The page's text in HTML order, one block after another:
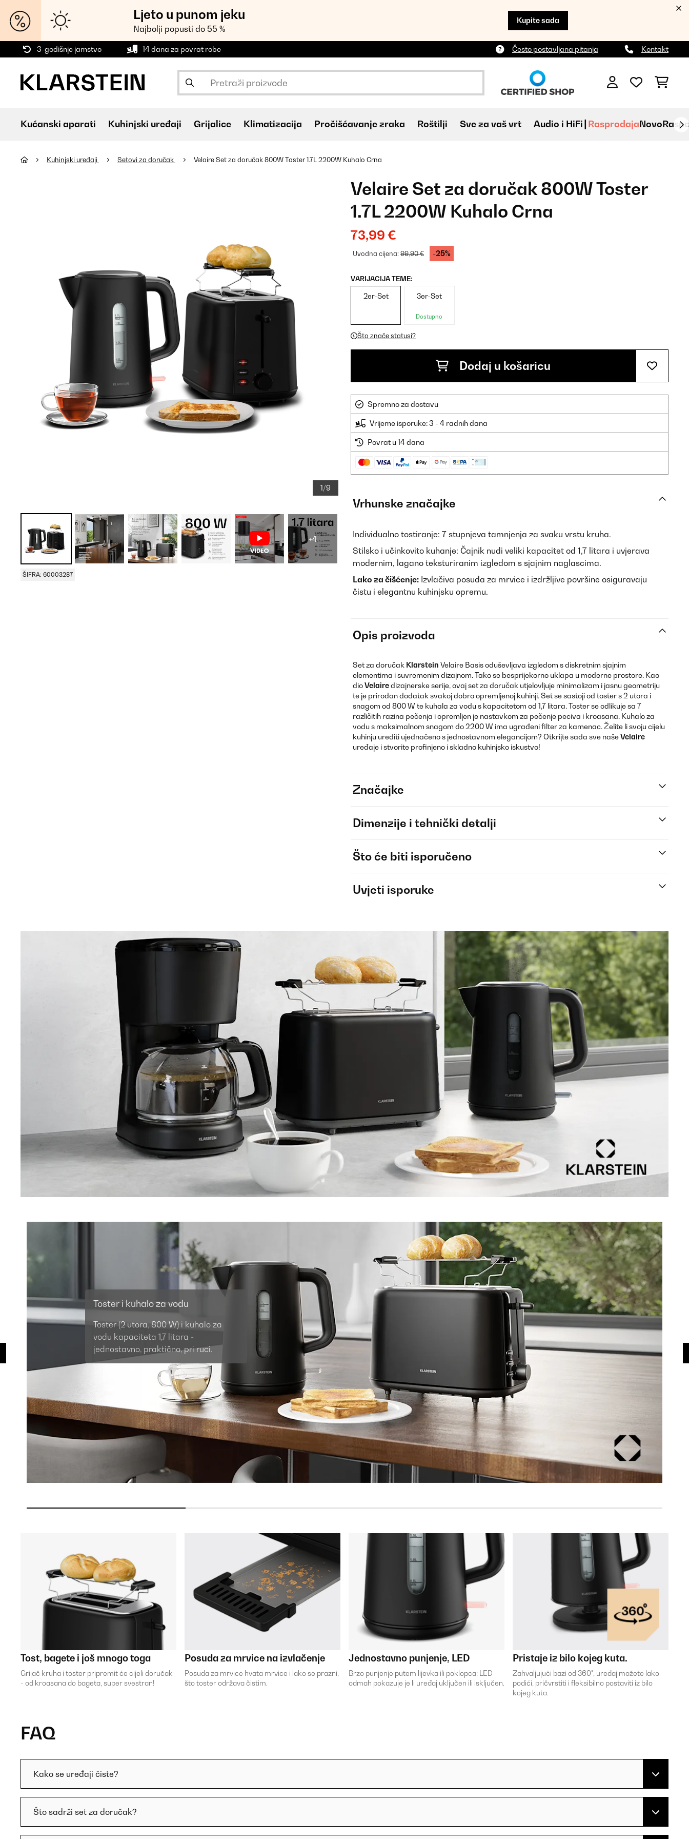
Ljeto u punom jeku
Najbolji popusti do 55 %
Kupite sada
3-godišnje jamstvo 14 dana za povrat robe Često postavljana pitanja Kontakt
Kućanski aparati Kuhinjski uređaji Grijalice Klimatizacija Pročišćavanje zraka Roštilji Sve za vaš vrt Audio i HiFi RasprodajaNovo
Kuhinjski uređaji Setovi za doručak Velaire Set za doručak 800W Toster 1.7L 2200W Kuhalo Crna
1/9
+4
ŠIFRA: 60003287
Velaire Set za doručak 800W Toster
1.7L 2200W Kuhalo Crna
73,99 €
Uvodna cijena:99,90 € -25%
VARIJACIJA TEME:
2er-Set 3er-Set
Dostupno
Što znače statusi?
Dodaj u košaricu
Spremno za dostavu
Vrijeme isporuke: 3 - 4 radnih dana
Povrat u 14 dana
Vrhunske značajke
Individualno tostiranje: 7 stupnjeva tamnjenja za svaku vrstu kruha.
Stilsko i učinkovito kuhanje: Čajnik nudi veliki kapacitet od 1,7 litara i uvjerava
modernim, lagano teksturiranim izgledom s sjajnim naglascima.
Lako za čišćenje: Izvlačiva posuda za mrvice i izdržljive površine osiguravaju
čistu i elegantnu kuhinjsku opremu.
Opis proizvoda
Set za doručak Klarstein Velaire Basis oduševljava izgledom s diskretnim sjajnim
elementima i suvremenim dizajnom. Tako se besprijekorno uklapa u moderne prostore. Kao
dioVelairedizajnerske serije, ovaj set za doručak utjelovljuje minimalizam i jasnu geometriju
te je prirodan dodatak svakoj dobro opremljenoj kuhinji. Set se sastoji od toster s 2 utora i
snagom od 800 W te kuhala za vodu s kapacitetom od 1,7 litara. Toster se odlikuje sa 7
različitih razina pečenja i opremljen je nastavkom za pečenje peciva i kroasana. Kuhalo za
vodu s maksimalnom snagom do 2200 W ima ugrađeni filter za kamenac. Želite li svoju cijelu
kuhinju urediti ujednačeno s jednostavnom elegancijom? Otkrijte sada sve našeVelaire
uređaje i stvorite profinjeno i skladno kuhinjsko iskustvo!
Značajke
Dimenzije i tehnički detalji
Što će biti isporučeno
Uvjeti isporuke
Toster i kuhalo za vodu
Toster (2 utora, 800 W) i kuhalo za
vodu kapaciteta 1,7 litara -
jednostavno, praktično, pri ruci.
Tost, bagete i još mnogo toga
Grijač kruha i toster pripremit će cijeli doručak
- od kroasana do bageta, super svestran!
Posuda za mrvice na izvlačenje
Posuda za mrvice hvata mrvice i lako se prazni,
što toster održava čistim.
Jednostavno punjenje, LED
Brzo punjenje putem lijevka ili poklopca; LED
odmah pokazuje je li uređaj uključen ili isključen.
Pristaje iz bilo kojeg kuta.
Zahvaljujući bazi od 360°, uređaj možete lako
podići, pričvrstiti i fleksibilno postaviti iz bilo
kojeg kuta.
FAQ
Kako se uređaji čiste?
Što sadrži set za doručak?